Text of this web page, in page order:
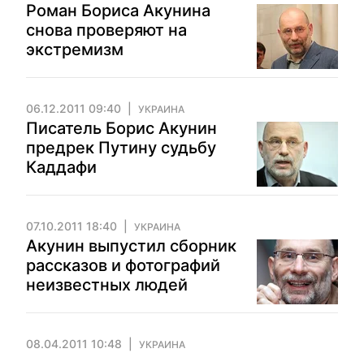
Роман Бориса Акунина
снова проверяют на
экстремизм
06.12.2011 09:40 УКРАИНА
Писатель Борис Акунин
предрек Путину судьбу
Каддафи
07.10.2011 18:40 УКРАИНА
Акунин выпустил сборник
рассказов и фотографий
неизвестных людей
08.04.2011 10:48 УКРАИНА